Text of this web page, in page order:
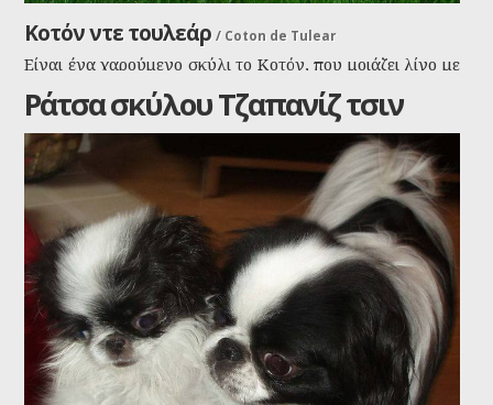
Κοτόν ντε τουλεάρ / Coton de Tulear
Είναι ένα χαρούμενο σκύλι το Κοτόν, που μοιάζει λίγο με
τα γνωστά μας γκριφόν. Η ουρά του είναι πλούσια σε
τρίχωμα και γυρίζει προς τα πάνω. Δεν παρουσιάζει
ιδιαίτερες ιατρικές αδυναμίες και ζεί πάνω από 20 χρόνια.
Ράτσα σκύλου Τζαπανίζ τσιν